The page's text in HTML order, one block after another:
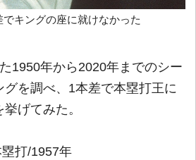
キングの座に就けなかった
1950年から2020年までのシー
グを調べ、1本差で本塁打王に
げてみた。
打/1957年